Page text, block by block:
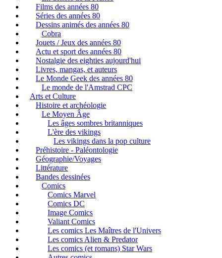
Films des années 80
Séries des années 80
Dessins animés des années 80
Cobra
Jouets / Jeux des années 80
Actu et sport des années 80
Nostalgie des eighties aujourd'hui
Livres, mangas, et auteurs
Le Monde Geek des années 80
Le monde de l'Amstrad CPC
Arts et Culture
Histoire et archéologie
Le Moyen Âge
Les âges sombres britanniques
L'ère des vikings
Les vikings dans la pop culture
Préhistoire - Paléontologie
Géographie/Voyages
Littérature
Bandes dessinées
Comics
Comics Marvel
Comics DC
Image Comics
Valiant Comics
Les comics Les Maîtres de l'Univers
Les comics Alien & Predator
Les comics (et romans) Star Wars